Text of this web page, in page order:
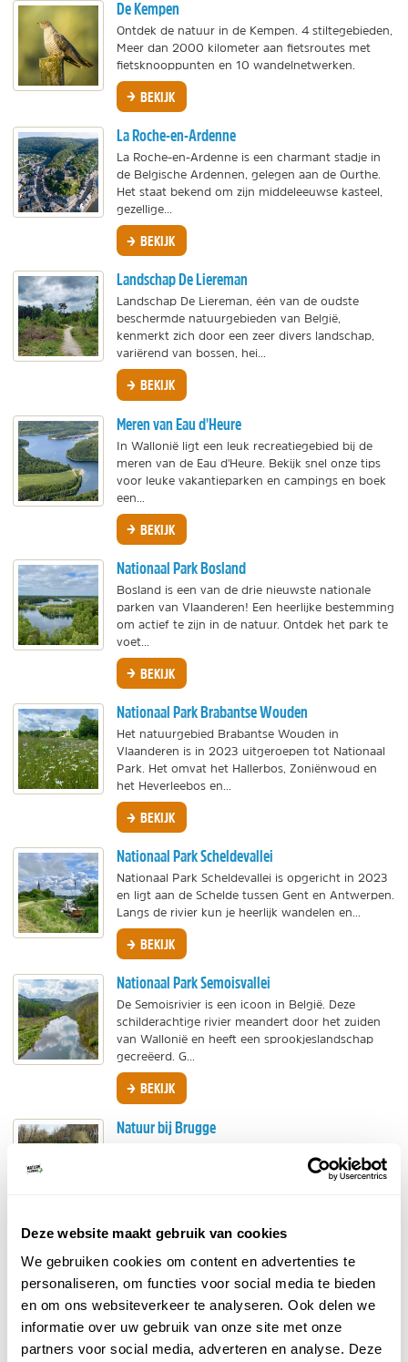
Deze website maakt gebruik van cookies
We gebruiken cookies om content en advertenties te
personaliseren, om functies voor social media te bieden
en om ons websiteverkeer te analyseren. Ook delen we
informatie over uw gebruik van onze site met onze
partners voor social media, adverteren en analyse. Deze
De Kempen
Ontdek de natuur in de Kempen. 4 stiltegebieden,
Meer dan 2000 kilometer aan fietsroutes met
fietsknooppunten en 10 wandelnetwerken.
BEKIJK
La Roche-en-Ardenne
La Roche-en-Ardenne is een charmant stadje in
de Belgische Ardennen, gelegen aan de Ourthe.
Het staat bekend om zijn middeleeuwse kasteel,
gezellige...
BEKIJK
Landschap De Liereman
Landschap De Liereman, één van de oudste
beschermde natuurgebieden van België,
kenmerkt zich door een zeer divers landschap,
variërend van bossen, hei...
BEKIJK
Meren van Eau d'Heure
In Wallonië ligt een leuk recreatiegebied bij de
meren van de Eau d'Heure. Bekijk snel onze tips
voor leuke vakantieparken en campings en boek
een...
BEKIJK
Nationaal Park Bosland
Bosland is een van de drie nieuwste nationale
parken van Vlaanderen! Een heerlijke bestemming
om actief te zijn in de natuur. Ontdek het park te
voet...
BEKIJK
Nationaal Park Brabantse Wouden
Het natuurgebied Brabantse Wouden in
Vlaanderen is in 2023 uitgeroepen tot Nationaal
Park. Het omvat het Hallerbos, Zoniënwoud en
het Heverleebos en...
BEKIJK
Nationaal Park Scheldevallei
Nationaal Park Scheldevallei is opgericht in 2023
en ligt aan de Schelde tussen Gent en Antwerpen.
Langs de rivier kun je heerlijk wandelen en...
BEKIJK
Nationaal Park Semoisvallei
De Semoisrivier is een icoon in België. Deze
schilderachtige rivier meandert door het zuiden
van Wallonië en heeft een sprookjeslandschap
gecreëerd. G...
BEKIJK
Natuur bij Brugge
omgeving rond de mooie kunststad Brugge.
Bekijk ook onze tips voor rustige plekjes in de
BEKIJK
Natuur bij Leuven
De Belgische kunststad Leuven is een aanrader
voor een stedentrip. De mooie historische
gebouwen en het gezellige centrum zijn leuk,
maar het is zeker...